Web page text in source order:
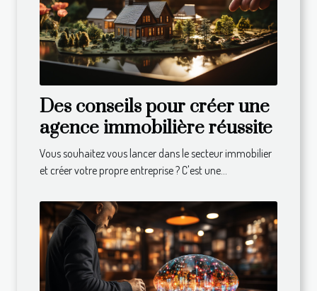
Des conseils pour créer une
agence immobilière réussite
Vous souhaitez vous lancer dans le secteur immobilier
et créer votre propre entreprise ? C'est une...